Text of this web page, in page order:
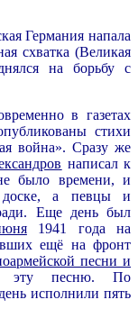
Германия напала
схватка (Великая
на борьбу с
в газетах
стихи
война». Сразу же
написал к
было времени, и
а певцы и
Еще день был
1941 года на
ещё на фронт
песни и
эту песню. По
исполнили пять